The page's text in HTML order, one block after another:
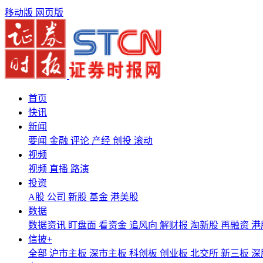
移动版 网页版
首页
快讯
新闻
要闻 金融 评论 产经 创投 滚动
视频
视频 直播 路演
投资
A股 公司 新股 基金 港美股
数据
数据资讯 盯盘面 看资金 追风向 解财报 淘新股 再融资 港
信披+
全部 沪市主板 深市主板 科创板 创业板 北交所 新三板 深